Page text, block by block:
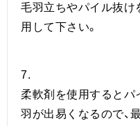
毛羽立ちやパイル抜け
用して下さい。
7.
柔軟剤を使用するとパ
羽が出易くなるので、